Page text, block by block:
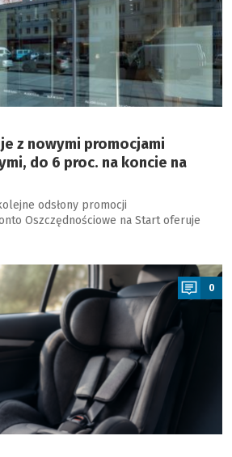
z nowymi promocjami
do 6 proc. na koncie na
odsłony promocji
Oszczędnościowe na Start oferuje
0